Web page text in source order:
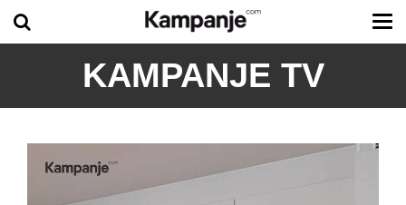
KAMPANJE TV